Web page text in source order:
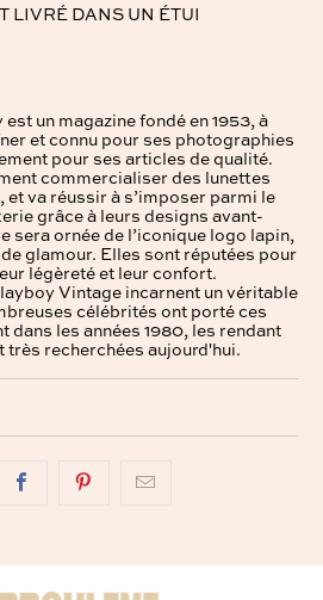
LIVRÉ DANS UN ÉTUI
un magazine fondé en 1953, à
et connu pour ses photographies
pour ses articles de qualité.
commercialiser des lunettes
va réussir à s’imposer parmi le
grâce à leurs designs avant-
sera ornée de l’iconique logo lapin,
glamour. Elles sont réputées pour
légèreté et leur confort.
Vintage incarnent un véritable
célébrités ont porté ces
dans les années 1980, les rendant
très recherchées aujourd'hui.